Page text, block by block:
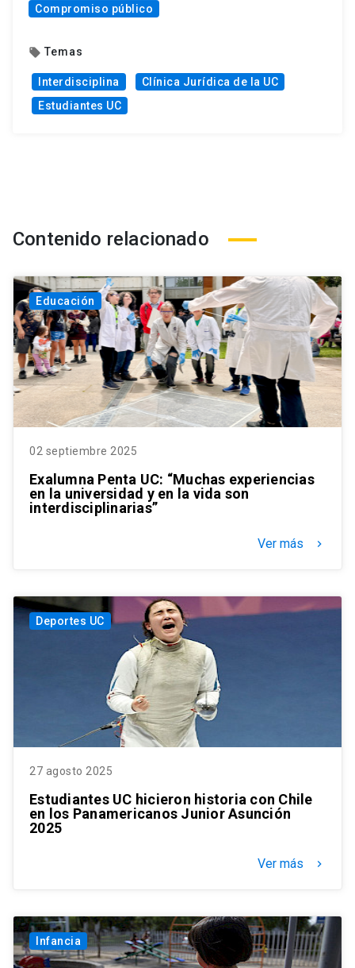
Compromiso público
local_offer Temas
Interdisciplina
Clínica Jurídica de la UC
Estudiantes UC
Contenido relacionado
Educación
02 septiembre 2025
Exalumna Penta UC: “Muchas experiencias
en la universidad y en la vida son
interdisciplinarias”
Ver más keyboard_arrow_right
Deportes UC
27 agosto 2025
Estudiantes UC hicieron historia con Chile
en los Panamericanos Junior Asunción
2025
Ver más keyboard_arrow_right
Infancia